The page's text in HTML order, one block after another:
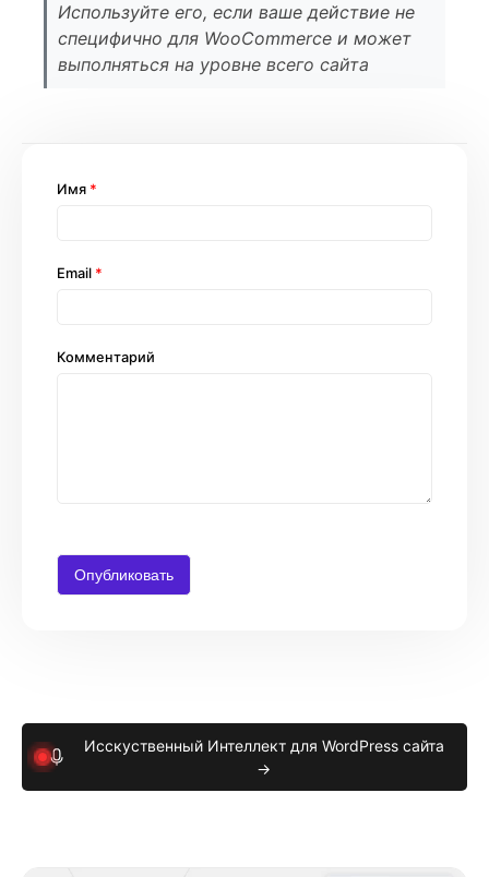
Используйте его, если ваше действие не
специфично для WooCommerce и может
выполняться на уровне всего сайта
Комментарий
Имя *
Email *
Исскуственный Интеллект для WordPress сайта
→